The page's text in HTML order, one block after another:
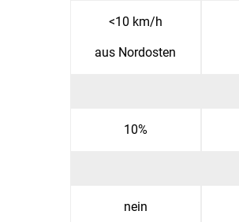
<10 km/h
aus Nordosten
10%
nein